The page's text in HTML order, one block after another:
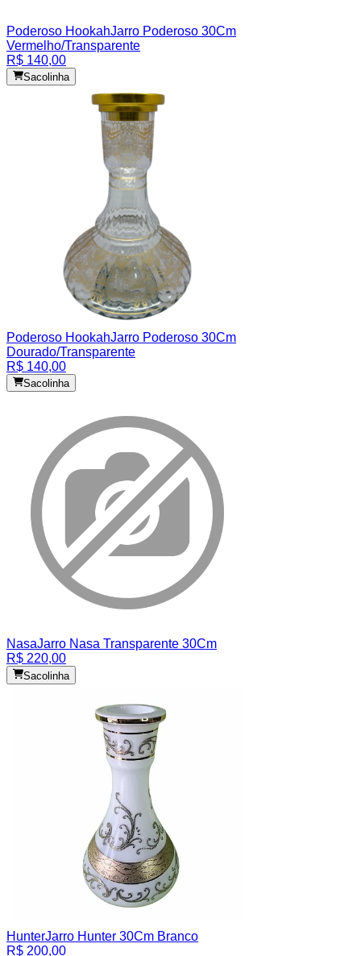
Poderoso HookahJarro Poderoso 30Cm
Vermelho/Transparente
R$ 140,00
Sacolinha
Poderoso HookahJarro Poderoso 30Cm
Dourado/Transparente
R$ 140,00
Sacolinha
NasaJarro Nasa Transparente 30Cm
R$ 220,00
Sacolinha
HunterJarro Hunter 30Cm Branco
R$ 200,00